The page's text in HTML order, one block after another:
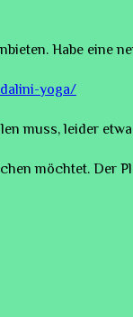
Habe eine
yoga/
muss, leider
möchtet. Der